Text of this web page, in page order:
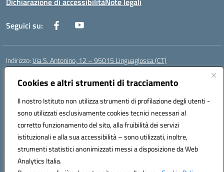
Cookies e altri strumenti di tracciamento
Il nostro Istituto non utilizza strumenti di profilazione degli utenti -
sono utilizzati esclusivamente cookies tecnici necessari al
corretto funzionamento del sito, alla fruibilità dei servizi
istituzionali e alla sua accessibilità – sono utilizzati, inoltre,
strumenti statistici anonimizzati messi a disposizione da Web
Analytics Italia.
Seguici su:
Indirizzo:Via S. Antonino, 12 – 95015 Linguaglossa (CT)
Centralino:
Posta elettronica certificata (PEC):ctic83200r@pec.istruzione.it
Codice fiscale: 83002470876
Codice meccanografico:CTIC83200R
Codice Indice delle Pubbliche Amministrazioni (IPA): istsc_CTIC83200R
Codice unico di fatturazione (CUF): UF7TEB
Hosting & Powered by 3D Solution S.r.l.